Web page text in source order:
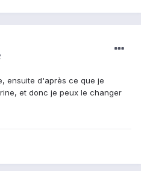
ensuite d'après ce que je
et donc je peux le changer